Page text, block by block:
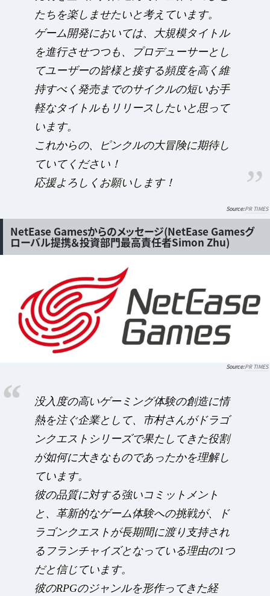
たちを楽しませたいと考えています。
ゲーム開発においては、大規模タイトル
を進行させつつも、プロデューサーとし
てユーザーの皆様と接する頻度を高く維
持すべく発売までのサイクルの短いお手
軽なタイトルもリリースしたいと思って
います。
これからの、ピンクルの大冒険に期待し
ていてください！
応援よろしくお願いします！
PR TIMES
NetEase Gamesからのメッセージ(NetEase Gamesグ
ローバル提携＆投資部門最高責任者Simon Zhu)
PR TIMES
没入度の高いゲーミング体験の創造に情
熱を注ぐ企業として、市村さんがドラゴ
ンクエストシリーズで果たしてきた役割
が如何に大きなものであったかを理解し
ています。
彼の品質に対する強いコミットメント
と、革新的なゲーム体験への挑戦が、ド
ラゴンクエストが長期間に渡り支持され
るフランチャイズとなっている理由の1つ
だと信じています。
彼のRPGのジャンルを形作ってきた経